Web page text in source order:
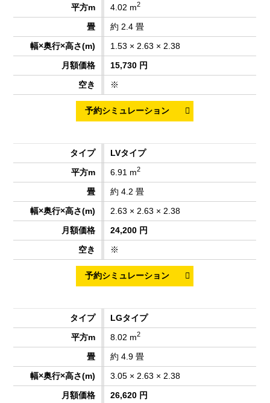
4.02 m2
約 2.4 畳
1.53 × 2.63 × 2.38
15,730 円
※
LVタイプ
6.91 m2
約 4.2 畳
2.63 × 2.63 × 2.38
24,200 円
※
LGタイプ
8.02 m2
約 4.9 畳
3.05 × 2.63 × 2.38
26,620 円